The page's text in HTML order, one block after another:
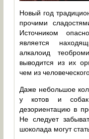
Новый год
прочими
Источником
является
алкалоид
выводится из их
чем из
Даже небольшое
у котов и собак
дезориентацию в
Не следует
шоколада могут